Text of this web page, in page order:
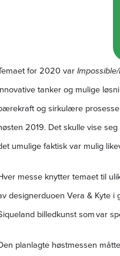
for 2020 var
tanker og mulige
og sirkulære
2019. Det skulle vise
umulige faktisk var mulig
messe knytter temaet til
designerduoen Vera & Kyte
billedkunst som var
planlagte høstmessen